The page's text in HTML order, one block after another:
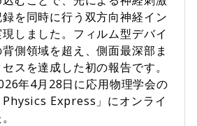
を同時に行う双方向神経イン
しました。フィルム型デバイ
側領域を超え、側面最深部ま
スを達成した初の報告です。
年4月28日に応用物理学会の
Express」にオンライ